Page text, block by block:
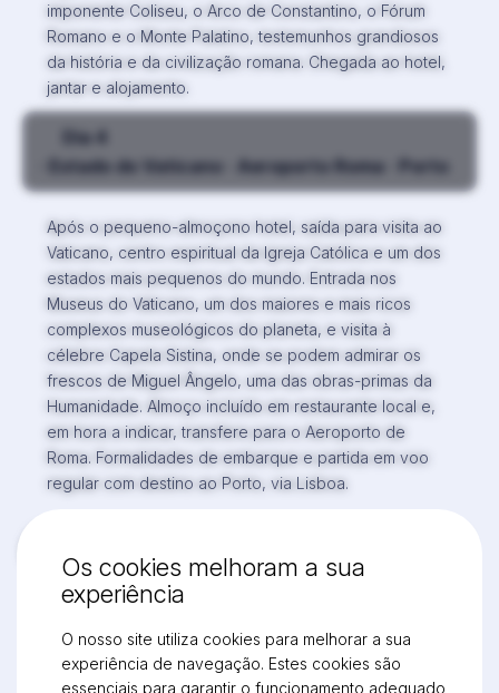
Saiba mais junto do seu
imponente Coliseu, o Arco de Constantino, o Fórum
Romano e o Monte Palatino, testemunhos grandiosos
da história e da civilização romana. Chegada ao hotel,
jantar e alojamento.
Dia 4
· Estado do Vaticano · Aeroporto Roma · Porto
Após o pequeno-almoçono hotel, saída para visita ao
Vaticano, centro espiritual da Igreja Católica e um dos
estados mais pequenos do mundo. Entrada nos
Museus do Vaticano, um dos maiores e mais ricos
complexos museológicos do planeta, e visita à
célebre Capela Sistina, onde se podem admirar os
frescos de Miguel Ângelo, uma das obras-primas da
Humanidade. Almoço incluído em restaurante local e,
em hora a indicar, transfere para o Aeroporto de
Roma. Formalidades de embarque e partida em voo
regular com destino ao Porto, via Lisboa.
Os cookies melhoram a sua
experiência
O nosso site utiliza cookies para melhorar a sua
experiência de navegação. Estes cookies são
essenciais para garantir o funcionamento adequado